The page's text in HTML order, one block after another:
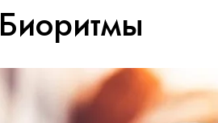
Биоритмы